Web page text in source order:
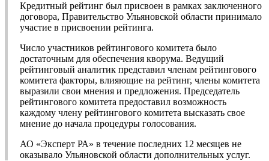
Кредитный рейтинг был присвоен в рамках заключенного
договора, Правительство Ульяновской области принимало
участие в присвоении рейтинга.
Число участников рейтингового комитета было
достаточным для обеспечения кворума. Ведущий
рейтинговый аналитик представил членам рейтингового
комитета факторы, влияющие на рейтинг, члены комитета
выразили свои мнения и предложения. Председатель
рейтингового комитета предоставил возможность
каждому члену рейтингового комитета высказать свое
мнение до начала процедуры голосования.
АО «Эксперт РА» в течение последних 12 месяцев не
оказывало Ульяновской области дополнительных услуг.